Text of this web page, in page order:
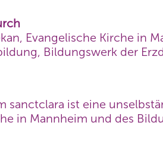
Evangelische Kirche in
Bildungswerk der
sanctclara ist eine
in Mannheim und des